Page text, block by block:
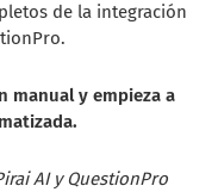
de la integración
manual y empieza a
AI y QuestionPro